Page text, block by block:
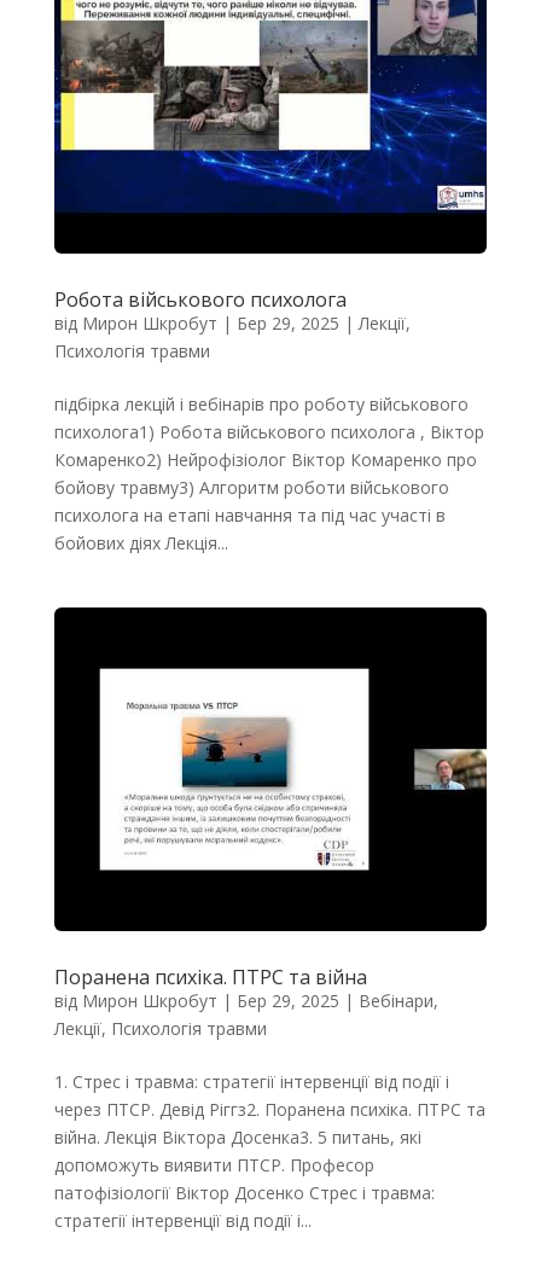
Робота військового психолога
від Мирон Шкробут | Бер 29, 2025 | Лекції,
Психологія травми
підбірка лекцій і вебінарів про роботу військового
психолога1) Робота військового психолога , Віктор
Комаренко2) Нейрофізіолог Віктор Комаренко про
бойову травму3) Алгоритм роботи військового
психолога на етапі навчання та під час участі в
бойових діях Лекція...
Поранена психіка. ПТРС та війна
від Мирон Шкробут | Бер 29, 2025 | Вебінари,
Лекції, Психологія травми
1. Стрес і травма: стратегії інтервенції від події і
через ПТСР. Девід Ріггз2. Поранена психіка. ПТРС та
війна. Лекція Віктора Досенка3. 5 питань, які
допоможуть виявити ПТСР. Професор
патофізіології Віктор Досенко Стрес і травма:
стратегії інтервенції від події і...